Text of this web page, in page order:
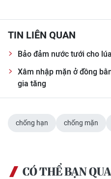
FRANÇAIS
РУССКИЙ
한국어
TIN LIÊN QUAN
Bảo đảm nước tưới cho
Xâm nhập mặn ở đồng
gia tăng
chống hạn chống mặn
CÓ THỂ BẠN